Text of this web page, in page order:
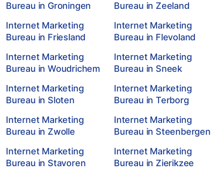
Bureau in Groningen
Bureau in Zeeland
Internet Marketing
Bureau in Friesland
Internet Marketing
Bureau in Flevoland
Internet Marketing
Bureau in Woudrichem
Internet Marketing
Bureau in Sneek
Internet Marketing
Bureau in Sloten
Internet Marketing
Bureau in Terborg
Internet Marketing
Bureau in Zwolle
Internet Marketing
Bureau in Steenbergen
Internet Marketing
Bureau in Stavoren
Internet Marketing
Bureau in Zierikzee